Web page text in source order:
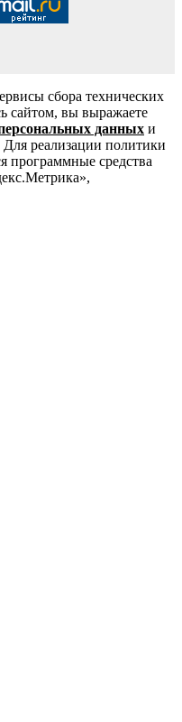
сбора технических
сайтом, вы выражаете
данных и
реализации политики
программные средства